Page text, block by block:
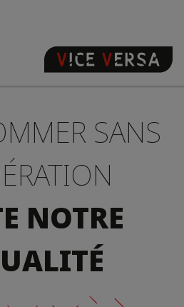
CHAMBRES
GARANTISSEZ
VOTRE PÉCHÉ
PHOTOS
SANS
NOTRE